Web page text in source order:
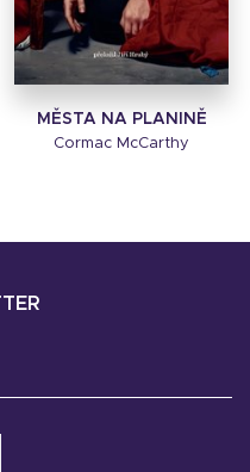
MĚSTA NA PLANINĚ
Cormac McCarthy